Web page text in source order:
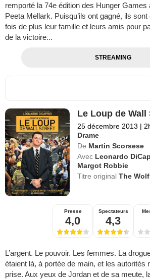
remporté la 74e édition des Hunger
Peeta Mellark. Puisqu’ils ont gagné, ils
fois de plus leur famille et leurs amis pour
de la victoire...
STREAMING
Le Loup de Wall
25 décembre 2013 |
Drame
De Martin Scorsese
Avec Leonardo
Margot Robbie
Titre originalThe
Presse
4,0
Spectateurs
4,3
L’argent. Le pouvoir. Les femmes. La
étaient là, à portée de main, et les autorités
prise. Aux yeux de Jordan et de sa meute,